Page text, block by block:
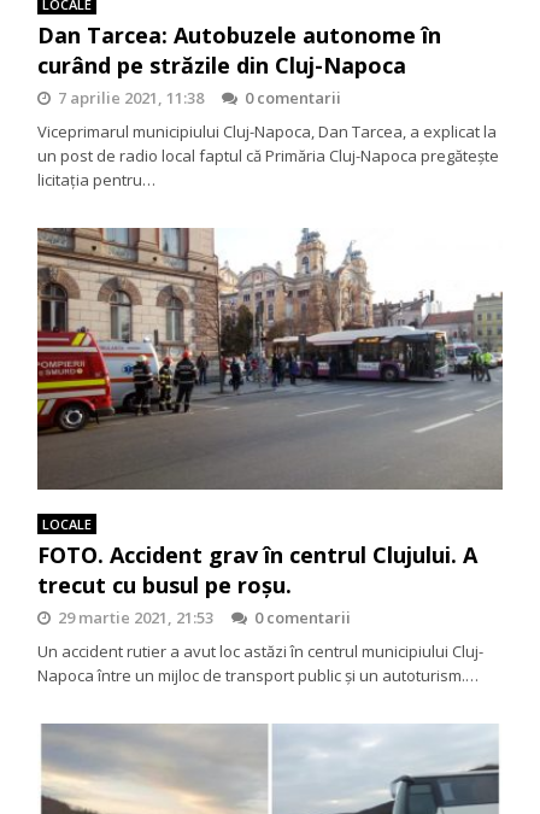
LOCALE
Dan Tarcea: Autobuzele autonome în
curând pe străzile din Cluj-Napoca
7 aprilie 2021, 11:38
0 comentarii
Viceprimarul municipiului Cluj-Napoca, Dan Tarcea, a explicat la
un post de radio local faptul că Primăria Cluj-Napoca pregătește
licitația pentru…
LOCALE
FOTO. Accident grav în centrul Clujului. A
trecut cu busul pe roșu.
29 martie 2021, 21:53
0 comentarii
Un accident rutier a avut loc astăzi în centrul municipiului Cluj-
Napoca între un mijloc de transport public și un autoturism.…